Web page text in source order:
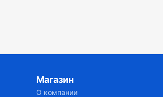
Магазин
О компании